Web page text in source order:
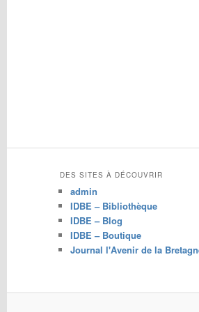
DES SITES À DÉCOUVRIR
admin
IDBE – Bibliothèque
IDBE – Blog
IDBE – Boutique
Journal l'Avenir de la